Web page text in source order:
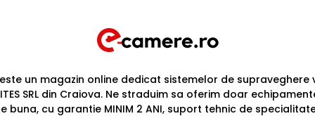
un magazin online dedicat sistemelor de supraveghere
SRL din Craiova. Ne straduim sa oferim doar
cu garantie MINIM 2 ANI, suport tehnic de specialitate